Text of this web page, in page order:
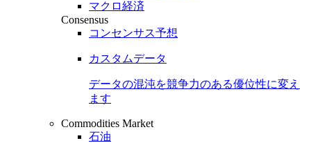
マクロ経済
Consensus
コンセンサス予想
カスタムデータ
データの混沌を競争力のある優位性に変え
ます
Commodities Market
石油